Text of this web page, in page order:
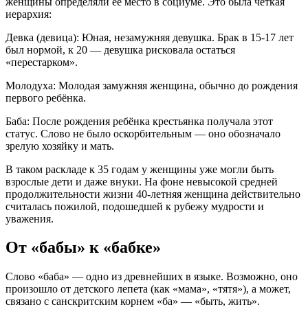
иерархия:
Девка (девица): Юная, незамужняя девушка. Брак в 15-17 лет
был нормой, к 20 — девушка рисковала остаться
«перестарком».
Молодуха: Молодая замужняя женщина, обычно до рождения
первого ребёнка.
Баба: После рождения ребёнка крестьянка получала этот
статус. Слово не было оскорбительным — оно обозначало
зрелую хозяйку и мать.
В таком раскладе к 35 годам у женщины уже могли быть
взрослые дети и даже внуки. На фоне невысокой средней
продолжительности жизни 40-летняя женщина действительно
считалась пожилой, подошедшей к рубежу мудрости и
уважения.
От «бабы» к «бабке»
Слово «баба» — одно из древнейших в языке. Возможно, оно
произошло от детского лепета (как «мама», «тятя»), а может,
связано с санскритским корнем «ба» — «быть, жить».